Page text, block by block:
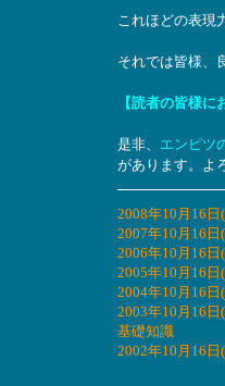
これほどの表現
それでは皆様、
【読者の皆様に
是非、 エンピツ
があります。よ
2008年10月16
2007年10月16
2006年10月16
2005年10月16
2004年10月16
2003年10月16
基礎知識
2002年10月16